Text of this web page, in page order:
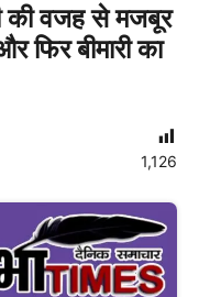
की वजह से मजबूर
फिर बीमारी का
1,126